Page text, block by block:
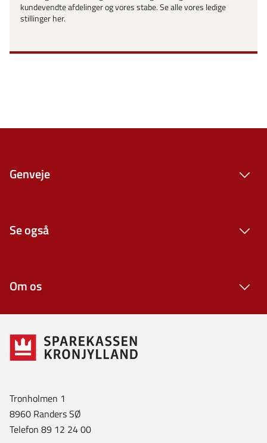
kundevendte afdelinger og vores stabe. Se alle vores ledige
stillinger her.
Genveje
Se også
Om os
Tronholmen 1
8960 Randers SØ
Telefon 89 12 24 00